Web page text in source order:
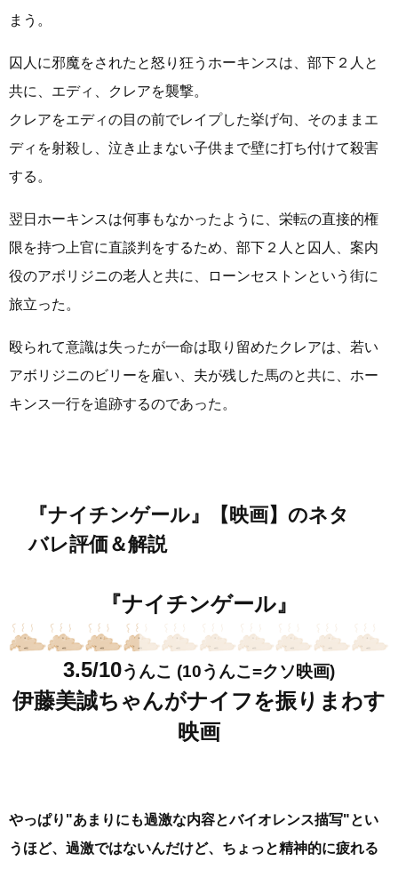
まう。
囚人に邪魔をされたと怒り狂うホーキンスは、部下２人と
共に、エディ、クレアを襲撃。
クレアをエディの目の前でレイプした挙げ句、そのままエ
ディを射殺し、泣き止まない子供まで壁に打ち付けて殺害
する。
翌日ホーキンスは何事もなかったように、栄転の直接的権
限を持つ上官に直談判をするため、部下２人と囚人、案内
役のアボリジニの老人と共に、ローンセストンという街に
旅立った。
殴られて意識は失ったが一命は取り留めたクレアは、若い
アボリジニのビリーを雇い、夫が残した馬のと共に、ホー
キンス一行を追跡するのであった。
『ナイチンゲール』【映画】のネタ
バレ評価＆解説
『ナイチンゲール』
3.5/10うんこ (10うんこ=クソ映画)
伊藤美誠ちゃんがナイフを振りまわす
映画
やっぱり"あまりにも過激な内容とバイオレンス描写"とい
うほど、過激ではないんだけど、ちょっと精神的に疲れる